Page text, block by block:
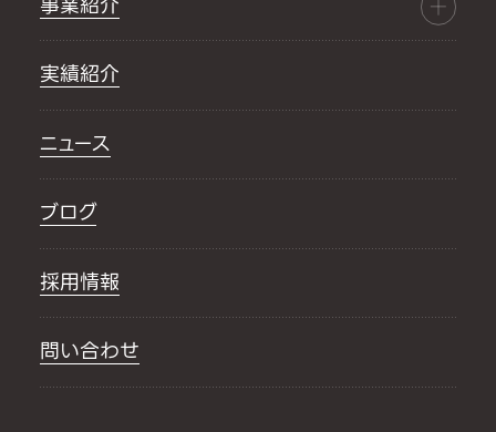
実績紹介
ニュース
ブログ
採用情報
問い合わせ